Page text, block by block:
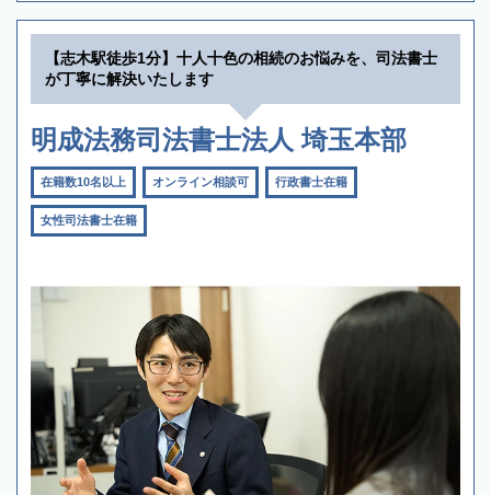
【志木駅徒歩1分】十人十色の相続のお悩みを、司法書士
が丁寧に解決いたします
明成法務司法書士法人 埼玉本部
在籍数10名以上 オンライン相談可 行政書士在籍
女性司法書士在籍